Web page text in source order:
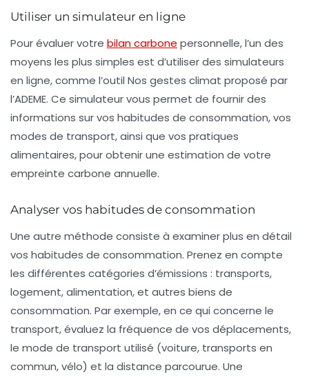
Utiliser un simulateur en ligne
Pour évaluer votre bilan carbone personnelle, l’un des
moyens les plus simples est d’utiliser des simulateurs
en ligne, comme l’outil Nos gestes climat proposé par
l’ADEME. Ce simulateur vous permet de fournir des
informations sur vos habitudes de consommation, vos
modes de transport, ainsi que vos pratiques
alimentaires, pour obtenir une estimation de votre
empreinte carbone annuelle.
Analyser vos habitudes de consommation
Une autre méthode consiste à examiner plus en détail
vos habitudes de consommation. Prenez en compte
les différentes catégories d’émissions : transports,
logement, alimentation, et autres biens de
consommation. Par exemple, en ce qui concerne le
transport, évaluez la fréquence de vos déplacements,
le mode de transport utilisé (voiture, transports en
commun, vélo) et la distance parcourue. Une